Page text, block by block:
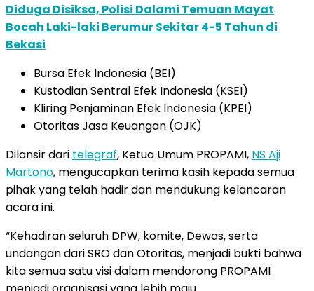
Diduga Disiksa, Polisi Dalami Temuan Mayat
Bocah Laki-laki Berumur Sekitar 4-5 Tahun di
Bekasi
Bursa Efek Indonesia (BEI)
Kustodian Sentral Efek Indonesia (KSEI)
Kliring Penjaminan Efek Indonesia (KPEI)
Otoritas Jasa Keuangan (OJK)
Dilansir dari telegraf, Ketua Umum PROPAMI, NS Aji
Martono, mengucapkan terima kasih kepada semua
pihak yang telah hadir dan mendukung kelancaran
acara ini.
“Kehadiran seluruh DPW, komite, Dewas, serta
undangan dari SRO dan Otoritas, menjadi bukti bahwa
kita semua satu visi dalam mendorong PROPAMI